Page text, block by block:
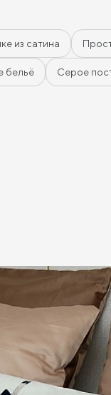
из сатина
бельё Серое